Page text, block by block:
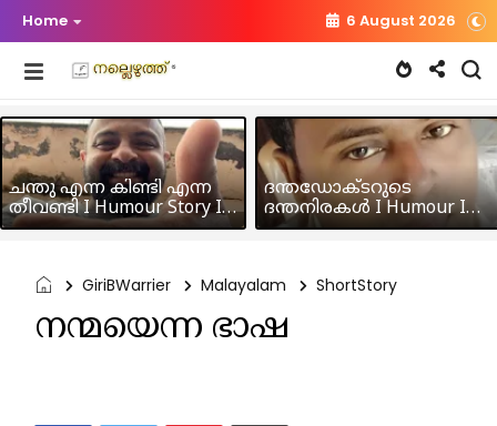
Home 6 August 2026
ചന്തു എന്ന കിണ്ടി എന്ന
തീവണ്ടി I Humour Story I
Rajeev Panicker
ദന്തഡോക്ടറുടെ
ദന്തനിരകൾ I Humour I
Hussain MK
GiriBWarrier Malayalam ShortStory
നന്മയെന്ന ഭാഷ